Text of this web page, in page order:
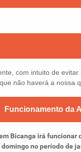
com intuito de
não haverá a nossa
Funcionamento da
Bicanga irá funcionar
no período de